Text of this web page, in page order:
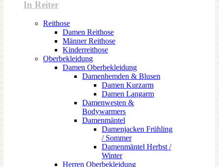
In Reiter
Reithose
Damen Reithose
Männer Reithose
Kinderreithose
Oberbekleidung
Damen Oberbekleidung
Damenhemden & Blusen
Damen Kurzarm
Damen Langarm
Damenwesten &
Bodywarmers
Damenmäntel
Damenjacken Frühling
/ Sommer
Damenmäntel Herbst /
Winter
Herren Oberbekleidung